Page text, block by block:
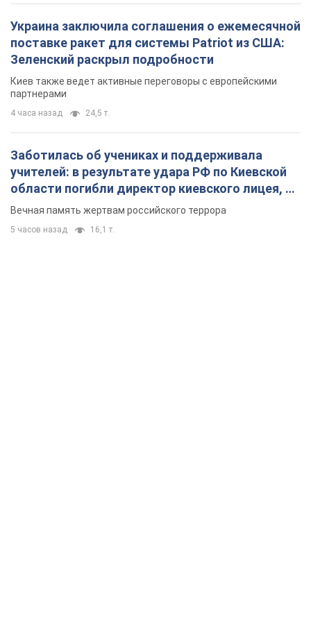
Украина заключила соглашения о ежемесячной
поставке ракет для системы Patriot из США:
Зеленский раскрыл подробности
Киев также ведет активные переговоры с европейскими
партнерами
4 часа назад 24,5 т.
Заботилась об учениках и поддерживала
учителей: в результате удара РФ по Киевской
области погибли директор киевского лицея, её
муж и внук
Вечная память жертвам российского террора
5 часов назад 16,1 т.